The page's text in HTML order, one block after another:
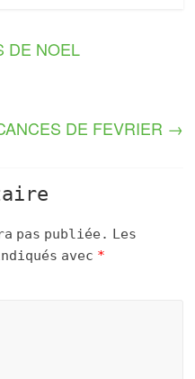
DE NOEL
DE FEVRIER →
pas publiée.
Les
avec *